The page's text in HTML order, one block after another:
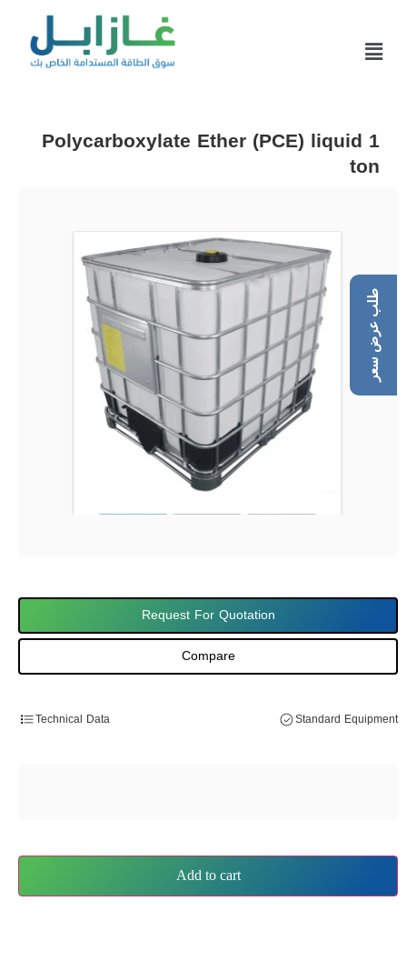
Polycarboxylate Ether (PCE) liquid 1
ton
Request For Quotation
Compare
Technical Data Standard Equipment
Add to cart
طلب عرض سعر